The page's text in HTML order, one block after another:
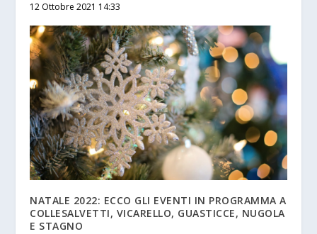
12 Ottobre 2021 14:33
NATALE 2022: ECCO GLI EVENTI IN PROGRAMMA A
COLLESALVETTI, VICARELLO, GUASTICCE, NUGOLA
E STAGNO